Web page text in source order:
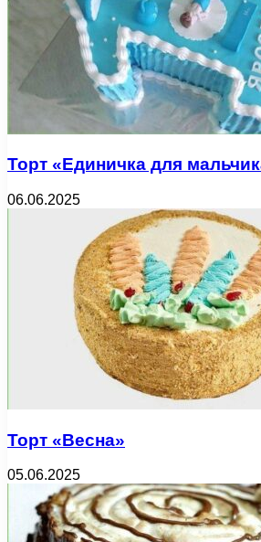
Торт «Единичка для
06.06.2025
Торт «Весна»
05.06.2025